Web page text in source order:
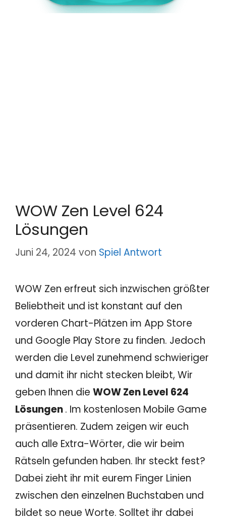
WOW Zen Level 624
Lösungen
Juni 24, 2024 von Spiel Antwort
WOW Zen erfreut sich inzwischen größter
Beliebtheit und ist konstant auf den
vorderen Chart-Plätzen im App Store
und Google Play Store zu finden. Jedoch
werden die Level zunehmend schwieriger
und damit ihr nicht stecken bleibt, Wir
geben Ihnen die WOW Zen Level 624
Lösungen. Im kostenlosen Mobile Game
präsentieren. Zudem zeigen wir euch
auch alle Extra-Wörter, die wir beim
Rätseln gefunden haben. Ihr steckt fest?
Dabei zieht ihr mit eurem Finger Linien
zwischen den einzelnen Buchstaben und
bildet so neue Worte. Solltet ihr dabei